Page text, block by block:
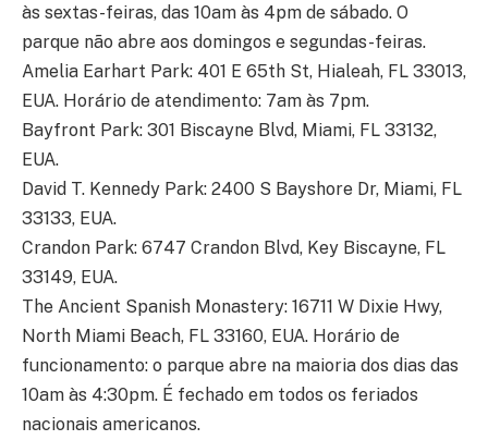
às sextas-feiras, das 10am às 4pm de sábado. O
parque não abre aos domingos e segundas-feiras.
Amelia Earhart Park: 401 E 65th St, Hialeah, FL 33013,
EUA. Horário de atendimento: 7am às 7pm.
Bayfront Park: 301 Biscayne Blvd, Miami, FL 33132,
EUA.
David T. Kennedy Park: 2400 S Bayshore Dr, Miami, FL
33133, EUA.
Crandon Park: 6747 Crandon Blvd, Key Biscayne, FL
33149, EUA.
The Ancient Spanish Monastery: 16711 W Dixie Hwy,
North Miami Beach, FL 33160, EUA. Horário de
funcionamento: o parque abre na maioria dos dias das
10am às 4:30pm. É fechado em todos os feriados
nacionais americanos.